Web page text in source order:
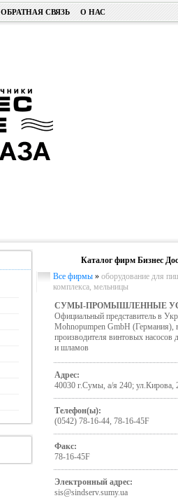
ОБРАТНАЯ СВЯЗЬ О НАС
Каталог фирм Бизнес
Все фирмы » оборудование для
комплекса, мельницы
СУМЫ-ПРОМЫШЛЕННЫЕ
Официальный представитель в
Mohnopumpen GmbH (Германия),
производителя винтовых
и шламов
Адрес:
40030 г.Сумы, а/я 240; ул.Кирова,
Телефон(ы):
(0542) 78-16-44, 78-16-45F
Факс:
78-16-45F
Электронный адрес:
sis@sindserv.sumy.ua